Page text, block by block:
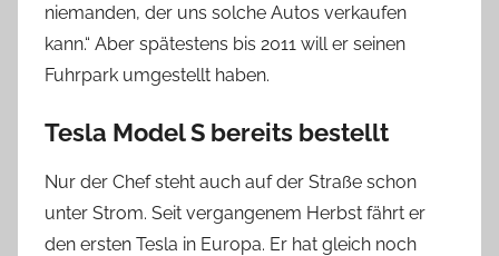
niemanden, der uns solche Autos verkaufen
kann.“ Aber spätestens bis 2011 will er seinen
Fuhrpark umgestellt haben.
Tesla Model S bereits bestellt
Nur der Chef steht auch auf der Straße schon
unter Strom. Seit vergangenem Herbst fährt er
den ersten Tesla in Europa. Er hat gleich noch